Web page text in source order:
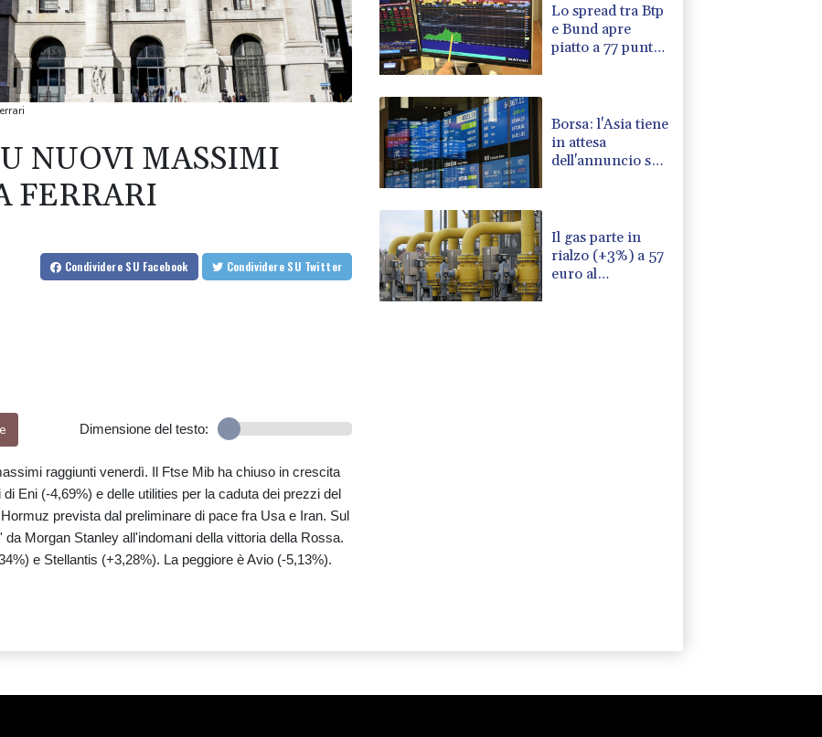
NUOVI MASSIMI
FERRARI
Condividere SU Facebook Condividere SU Twitter
Dimensione del testo:
raggiunti venerdì. Il Ftse Mib ha chiuso in crescita
Eni (-4,69%) e delle utilities per la caduta dei prezzi del
prevista dal preliminare di pace fra Usa e Iran. Sul
Morgan Stanley all'indomani della vittoria della Rossa.
e Stellantis (+3,28%). La peggiore è Avio (-5,13%).
Lo spread tra Btp
e Bund apre
piatto a 77 punti
Borsa: l'Asia tiene
in attesa
dell'annuncio su
Il gas parte in
rialzo (+3%) a 57
euro al